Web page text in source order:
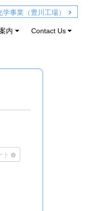
学事業（豊川工場）
内 Contact Us
ト